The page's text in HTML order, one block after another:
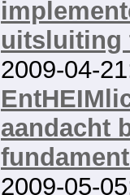
uitsluiting
2009-04-
aandacht
2009-05-